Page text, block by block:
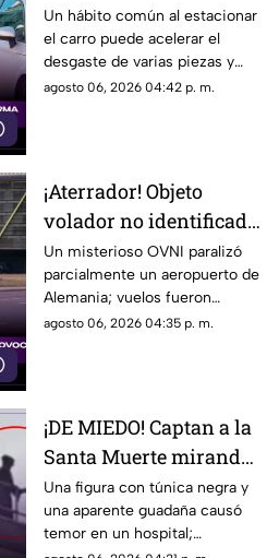
costará miles de pesos
Un hábito común al estacionar
el carro puede acelerar el
desgaste de varias piezas y
terminar en costosas
agosto 06, 2026 04:42 p. m.
¡Aterrador! Objeto
volador no identificado
provoca caos en
aeropuerto
Un misterioso OVNI paralizó
parcialmente un aeropuerto de
Alemania; vuelos fueron
cancelados y autoridades
agosto 06, 2026 04:35 p. m.
¡DE MIEDO! Captan a la
Santa Muerte mirando
a los pacientes de un
hospital (+VIDEO)
Una figura con túnica negra y
una aparente guadaña causó
temor en un hospital;